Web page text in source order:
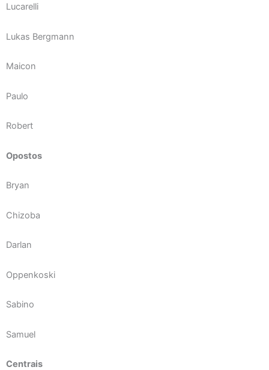
Lucarelli
Lukas Bergmann
Maicon
Paulo
Robert
Opostos
Bryan
Chizoba
Darlan
Oppenkoski
Sabino
Samuel
Centrais